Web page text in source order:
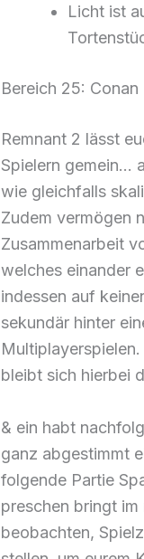
Licht ist
Bereich 25: Conan
Remnant 2 lässt
Spielern gemein…
wie gleichfalls
Zudem vermögen
Zusammenarbeit
welches einander
indessen auf
sekundär hinter
bleibt sich hierbei
& ein habt
ganz abgestimmt
folgende Partie
preschen bringt
beobachten,